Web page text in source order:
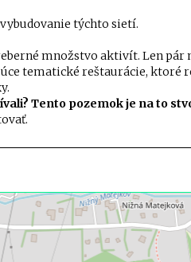
týchto sietí.
množstvo aktivít. Len pár
tematické reštaurácie, ktoré
Tento pozemok je na to